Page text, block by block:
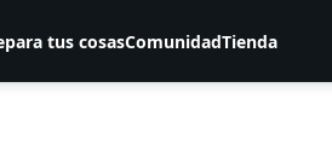
tus cosasComunidadTienda